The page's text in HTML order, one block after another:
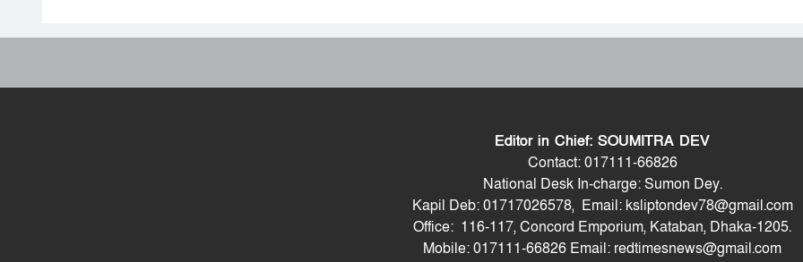
Editor in Chief: SOUMITRA DEV
Contact: 017111-66826
National Desk In-charge: Sumon Dey.
Kapil Deb: 01717026578, Email: ksliptondev78@gmail.com
Office: 116-117, Concord Emporium, Kataban, Dhaka-1205.
Mobile: 017111-66826 Email: redtimesnews@gmail.com